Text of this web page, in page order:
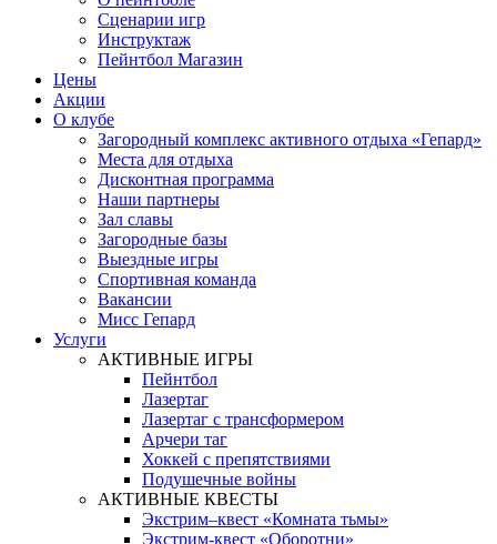
Сценарии игр
Инструктаж
Пейнтбол Магазин
Цены
Акции
О клубе
Загородный комплекс активного отдыха «Гепард»
Места для отдыха
Дисконтная программа
Наши партнеры
Зал славы
Загородные базы
Выездные игры
Спортивная команда
Вакансии
Мисс Гепард
Услуги
АКТИВНЫЕ ИГРЫ
Пейнтбол
Лазертаг
Лазертаг с трансформером
Арчери таг
Хоккей с препятствиями
Подушечные войны
АКТИВНЫЕ КВЕСТЫ
Экстрим–квест «Комната тьмы»
Экстрим-квест «Оборотни»